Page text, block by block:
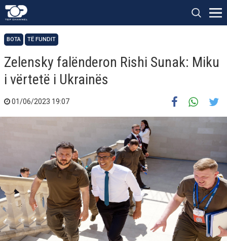
BOTA TË FUNDIT
Zelensky falënderon Rishi Sunak: Miku
i vërtetë i Ukrainës
01/06/2023 19:07